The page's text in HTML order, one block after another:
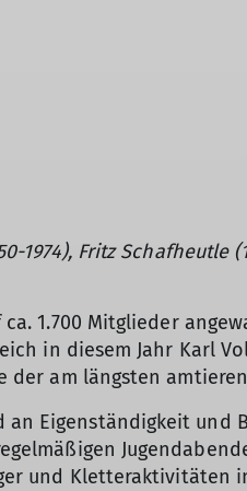
1974), Fritz Schafheutle
1.700 Mitglieder
in diesem Jahr Karl
der am längsten
an Eigenständigkeit
und Kletteraktivitäten